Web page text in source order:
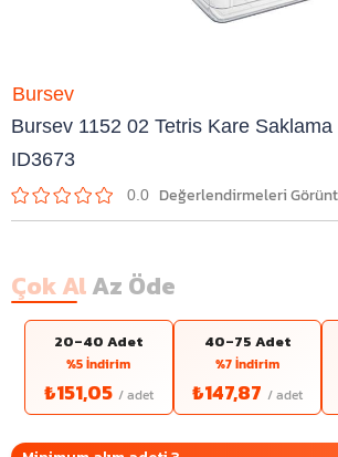
Bursev 1152 02 Tetris Kare Saklama
ID3673
0.0
Bursev
Çok AlAz Öde
20–40 Adet
%5 İndirim
₺151,05
40–75 Adet
%7 İndirim
₺147,87